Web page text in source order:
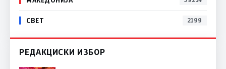
СВЕТ 2199
РЕДАКЦИСКИ ИЗБОР